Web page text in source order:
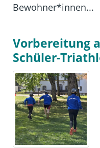
Bewohner*innen...
Vorbereitung
Schüler-